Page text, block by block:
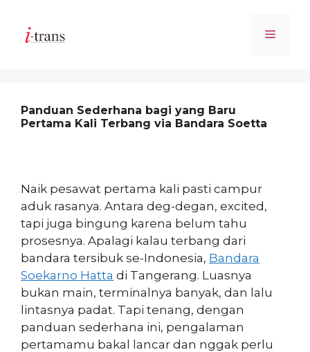
content
Menu
Panduan Sederhana bagi yang Baru
Pertama Kali Terbang via Bandara Soetta
Naik pesawat pertama kali pasti campur
aduk rasanya. Antara deg-degan, excited,
tapi juga bingung karena belum tahu
prosesnya. Apalagi kalau terbang dari
bandara tersibuk se-Indonesia, Bandara
Soekarno Hatta di Tangerang. Luasnya
bukan main, terminalnya banyak, dan lalu
lintasnya padat. Tapi tenang, dengan
panduan sederhana ini, pengalaman
pertamamu bakal lancar dan nggak perlu